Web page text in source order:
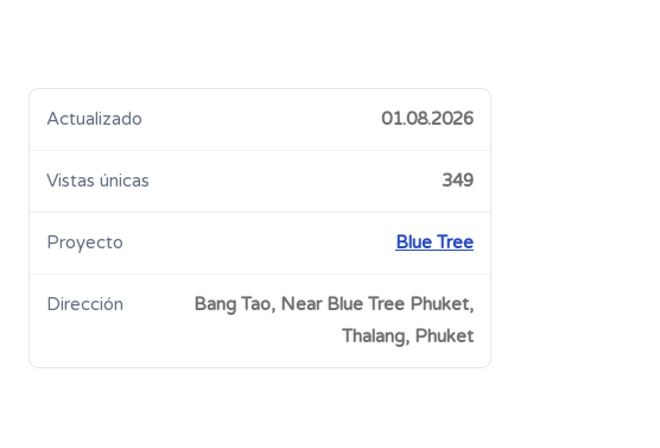
Actualizado 01.08.2026
Vistas únicas 349
Proyecto Blue Tree
Dirección
Bang Tao, Near Blue Tree Phuket,
Thalang, Phuket